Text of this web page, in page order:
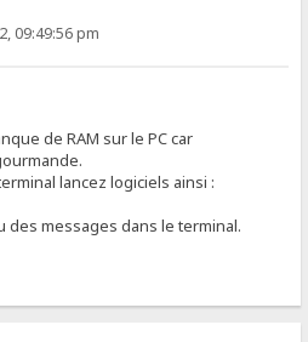
09:49:56 pm
de RAM sur le PC car
lancez logiciels ainsi :
des messages dans le terminal.